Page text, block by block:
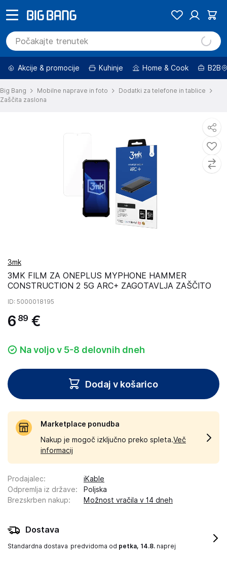
Akcije & promocije Kuhinje Home & Cook B2B
Big Bang Mobilne naprave in foto
Dodatki za telefone in tablice
Zaščita zaslona
3mk
3MK FILM ZA ONEPLUS MYPHONE HAMMER
CONSTRUCTION 2 5G ARC+ ZAGOTAVLJA ZAŠČITO
ID: 5000018195
6 89 €
Na voljo v 5-8 delovnih dneh
Dodaj v košarico
Marketplace ponudba
Nakup je mogoč izključno preko spleta.Več
informacij
Prodajalec:
iKable
Odpremlja iz države:
Poljska
Brezskrben nakup: Možnost vračila v 14 dneh
Dostava
Standardna dostava predvidoma od petka, 14.8. naprej